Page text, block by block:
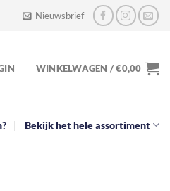
Nieuwsbrief
WINKELWAGEN /€0,00
Bekijk het hele assortiment